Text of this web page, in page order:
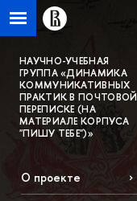
НАУЧНО-УЧЕБНАЯ
ГРУППА «ДИНАМИКА
КОММУНИКАТИВНЫХ
ПРАКТИК В ПОЧТОВОЙ
ПЕРЕПИСКЕ (НА
МАТЕРИАЛЕ КОРПУСА
"ПИШУ ТЕБЕ")»
О проекте